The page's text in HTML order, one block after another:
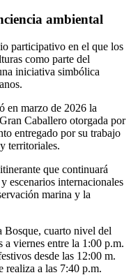
ambiental
participativo en el que los
como parte del
iniciativa simbólica
en marzo de 2026 la
Caballero otorgada por
entregado por su trabajo
territoriales.
que continuará
escenarios internacionales
marina y la
Bosque, cuarto nivel del
viernes entre la 1:00 p.m.
desde las 12:00 m.
realiza a las 7:40 p.m.